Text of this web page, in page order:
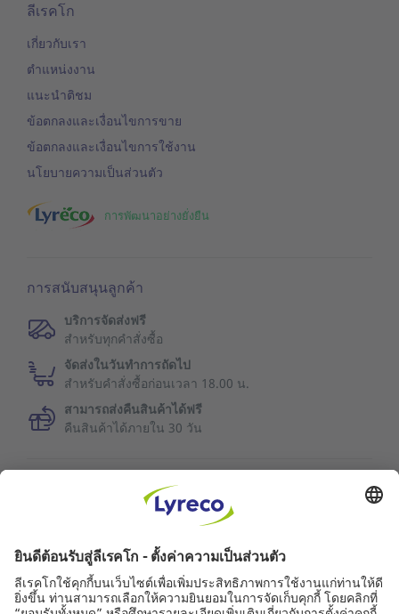
ลีเรคโก
เกี่ยวกับเรา
ตำแหน่งงาน
แนะนำติชม
ข้อตกลงและเงื่อนไขการขาย
ข้อตกลงและเงื่อนไขการใช้งาน
นโยบายความเป็นส่วนตัว
การพัฒนาอย่างยั่งยืน
การสนับสนุนลูกค้า
บริการจัดส่งฟรี
สำหรับทุกคำสั่งซื้อ
จัดส่งในวันทำการถัดไป
สำหรับคำสั่งซื้อก่อนเวลา 18.00 น.
สามารถส่งคืนสินค้าได้ฟรี
คืนสินค้าได้ภายใน 30 วัน
ข่าวลีเรคโก
คู่ค้า